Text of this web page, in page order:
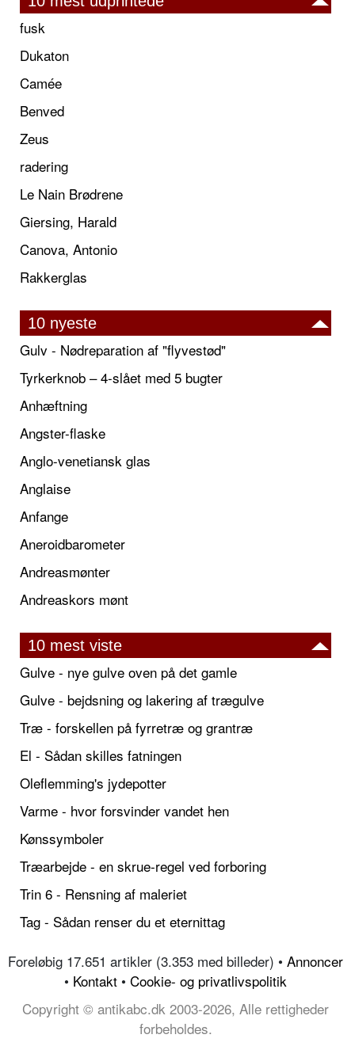
fusk
Dukaton
Camée
Benved
Zeus
radering
Le Nain Brødrene
Giersing, Harald
Canova, Antonio
Rakkerglas
10 nyeste
Gulv - Nødreparation af "flyvestød"
Tyrkerknob – 4-slået med 5 bugter
Anhæftning
Angster-flaske
Anglo-venetiansk glas
Anglaise
Anfange
Aneroidbarometer
Andreasmønter
Andreaskors mønt
10 mest viste
Gulve - nye gulve oven på det gamle
Gulve - bejdsning og lakering af trægulve
Træ - forskellen på fyrretræ og grantræ
El - Sådan skilles fatningen
Oleflemming's jydepotter
Varme - hvor forsvinder vandet hen
Kønssymboler
Træarbejde - en skrue-regel ved forboring
Trin 6 - Rensning af maleriet
Tag - Sådan renser du et eternittag
Foreløbig 17.651 artikler (3.353 med billeder) • Annoncer
• Kontakt • Cookie- og privatlivspolitik
Copyright © antikabc.dk 2003-2026, Alle rettigheder
forbeholdes.